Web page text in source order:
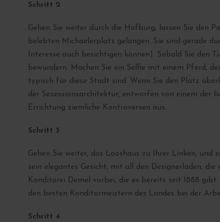
Schritt 2
Gehen Sie weiter durch die Hofburg, lassen Sie den
belebten Michaelerplatz gelangen. Sie sind gerade
Interesse auch besichtigen können). Sobald Sie den
bewundern. Machen Sie ein Selfie mit einem Pferd,
typisch für diese Stadt sind. Wenn Sie den Platz
der Sezessionsarchitektur, entworfen von einem der
Errichtung ziemliche Kontroversen aus.
Schritt 3
Gehen Sie weiter, das Looshaus zu Ihrer Linken,
sein elegantes Gesicht, mit all den Designerläden,
Konditorei Demel vorbei, die es bereits seit 1888
den besten Konditormeistern des Landes bei der
Schritt 4